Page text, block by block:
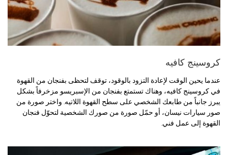
كروسينج كافيه
عندما يحين الوقت لإعادة التزود بالوقود، توقف لتحظى بفنجان من القهوة
في كروسينج كافيه، وهناك تستمتع بفنجان من الإسبريسو مزخرفاً بشكل
يبرز جانباً من طابعك الشخصي على سطح القهوة اللاتيه. واختر صورة من
صور سيارات نيسان، أو حمّل صورة من صورك الشخصية لتحوّل فنجان
القهوة إلى عمل فني.